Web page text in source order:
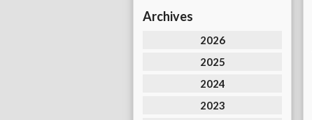
Archives
2026
2025
2024
2023